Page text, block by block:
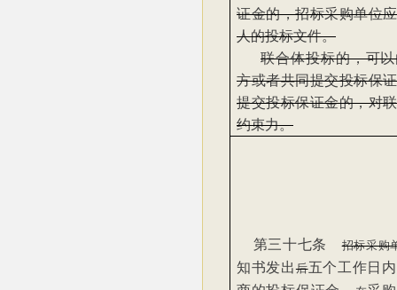
证金的，招标采购单位
人的投标文件。
联合体投标的，可
方或者共同提交投标保
提交投标保证金的，对
约束力。
第三十七条招标采购
知书发出后五个工作日